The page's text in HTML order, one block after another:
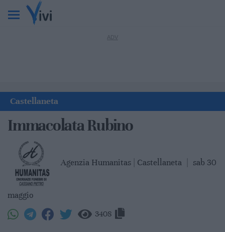
Castellaneta
Immacolata Rubino
Agenzia Humanitas | Castellaneta sab 30
maggio
3408